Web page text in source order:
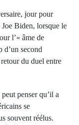
jour pour
Joe Biden, lorsque le
l’« âme de
second
du duel entre
penser qu’il a
se
souvent réélus.